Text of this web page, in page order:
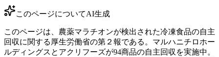
このページについてAI生成
このページは、農薬マラチオンが検出された冷凍食品の自主
回収に関する厚生労働省の第２報である。マルハニチロホー
ルディングスとアクリフーズが94商品の自主回収を実施中。